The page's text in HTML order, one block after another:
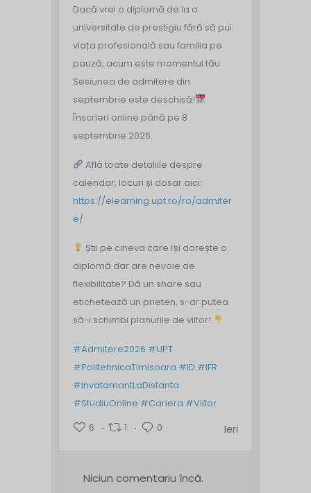
Dacă vrei o diplomă de la o
universitate de prestigiu fără să pui
viața profesională sau familia pe
pauză, acum este momentul tău.
Sesiunea de admitere din
septembrie este deschisă!
Înscrieri online până pe 8
septembrie 2026.
Află toate detaliile despre
calendar, locuri și dosar aici:
https://elearning.upt.ro/ro/admiter
e/
Știi pe cineva care își dorește o
diplomă dar are nevoie de
flexibilitate? Dă un share sau
etichetează un prieten, s-ar putea
să-i schimbi planurile de viitor!
#Admitere2026 #UPT
#PolitehnicaTimisoara #ID #IFR
#InvatamantLaDistanta
#StudiuOnline #Cariera #Viitor
6
1 0 Ieri
Niciun comentariu încă.